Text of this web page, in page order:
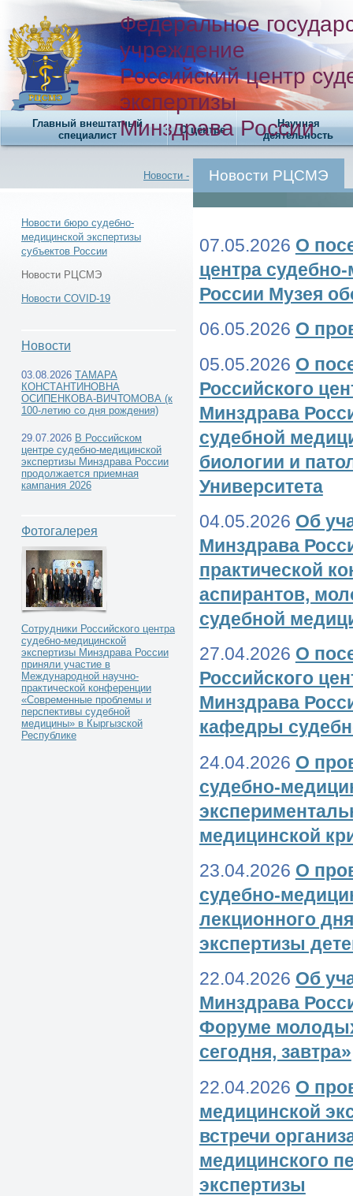
Федеральное
учреждение
Российский центр
экспертизы
Минздрава России
Главный внештатный
специалист
О центре
Научная
деятельность
Новости - Новости РЦСМЭ
Новости бюро судебно-
медицинской экспертизы
субъектов России
Новости РЦСМЭ
Новости COVID-19
Новости
03.08.2026 ТАМАРА
КОНСТАНТИНОВНА
ОСИПЕНКОВА-ВИЧТОМОВА (к
100-летию со дня рождения)
29.07.2026 В Российском
центре судебно-медицинской
экспертизы Минздрава России
продолжается приемная
кампания 2026
Фотогалерея
Сотрудники Российского центра
судебно-медицинской
экспертизы Минздрава России
приняли участие в
Международной научно-
практической конференции
«Современные проблемы и
перспективы судебной
медицины» в Кыргызской
Республике
07.05.2026 О
центра
России Музея
06.05.2026 О
05.05.2026 О
Российского
Минздрава
судебной
биологии и
Университета
04.05.2026 Об
Минздрава
практической
аспирантов,
судебной
27.04.2026 О
Российского
Минздрава
кафедры
24.04.2026 О
судебно-
медицинской
23.04.2026 О
судебно-
лекционного
экспертизы
22.04.2026 Об
Минздрава
Форуме
сегодня, завтра»
22.04.2026 О
медицинской
встречи
медицинского
экспертизы